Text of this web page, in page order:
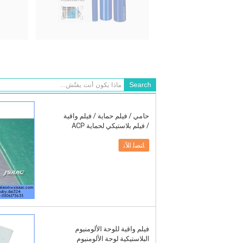
حامي / فيلم حماية / فيلم واقية
/ فيلم بلاستيكي لحماية ACP
ﺎﺘﺼﻟ ﺍﻶﻧ
فيلم واقية للوحة الألومنيوم
البلاستيكية لوحة الألومنيوم